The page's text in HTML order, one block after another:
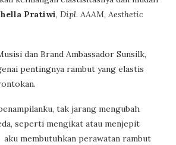
Pratiwi, Dipl. AAAM, Aesthetic
dan Brand Ambassador Sunsilk,
pentingnya rambut yang elastis
tak jarang mengubah
seperti mengikat atau menjepit
membutuhkan perawatan rambut